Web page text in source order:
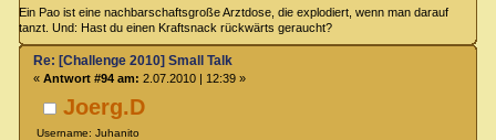
Ein Pao ist eine nachbarschaftsgroße Arztdose, die explodiert, wenn man darauf
tanzt. Und: Hast du einen Kraftsnack rückwärts geraucht?
Joerg.D
Username: Juhanito
Re: [Challenge 2010] Small Talk
« Antwort #94 am: 2.07.2010 | 12:39 »